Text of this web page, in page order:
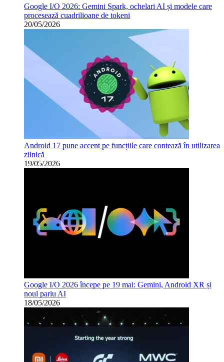
Google I/O 2026: Gemini Spark, ochelari AI și modele care
procesează cuadrilioane de tokeni
20/05/2026
Android 17 pune accent pe funcțiile care contează în utilizarea
zilnică
19/05/2026
Google I/O 2026 începe pe 19 mai: Gemini, Android XR și
noul pariu AI
18/05/2026